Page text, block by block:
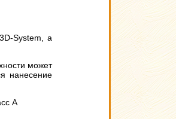
System, а
может
нанесение
А